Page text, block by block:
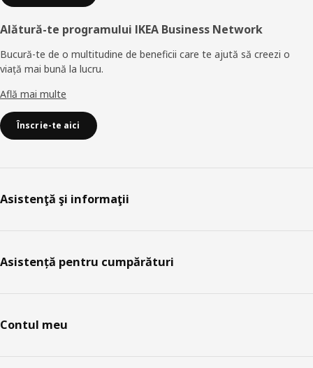
Alătură-te programului IKEA Business Network
Bucură-te de o multitudine de beneficii care te ajută să creezi o
viață mai bună la lucru.
Află mai multe
Înscrie-te aici
Asistenţă şi informaţii
Asistență pentru cumpărături
Contul meu